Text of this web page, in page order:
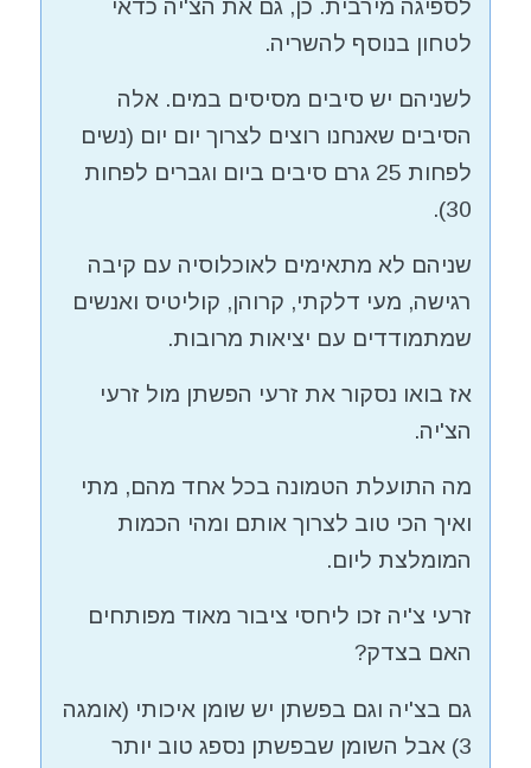
לספיגה מירבית. כן, גם את הצ'יה כדאי
לטחון בנוסף להשריה.
לשניהם יש סיבים מסיסים במים. אלה
הסיבים שאנחנו רוצים לצרוך יום יום (נשים
לפחות 25 גרם סיבים ביום וגברים לפחות
30).
שניהם לא מתאימים לאוכלוסיה עם קיבה
רגישה, מעי דלקתי, קרוהן, קוליטיס ואנשים
שמתמודדים עם יציאות מרובות.
אז בואו נסקור את זרעי הפשתן מול זרעי
הצ'יה.
מה התועלת הטמונה בכל אחד מהם, מתי
ואיך הכי טוב לצרוך אותם ומהי הכמות
המומלצת ליום.
זרעי צ'יה זכו ליחסי ציבור מאוד מפותחים
האם בצדק?
גם בצ'יה וגם בפשתן יש שומן איכותי (אומגה
3) אבל השומן שבפשתן נספג טוב יותר